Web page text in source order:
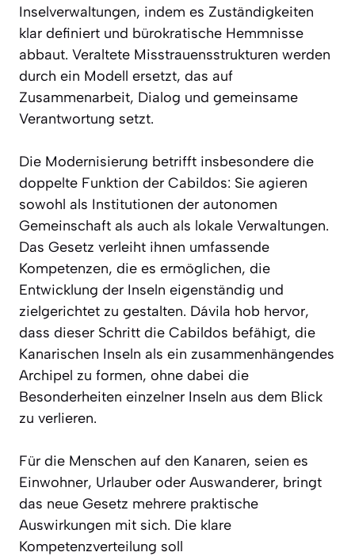
Inselverwaltungen, indem es Zuständigkeiten
klar definiert und bürokratische Hemmnisse
abbaut. Veraltete Misstrauensstrukturen werden
durch ein Modell ersetzt, das auf
Zusammenarbeit, Dialog und gemeinsame
Verantwortung setzt.
Die Modernisierung betrifft insbesondere die
doppelte Funktion der Cabildos: Sie agieren
sowohl als Institutionen der autonomen
Gemeinschaft als auch als lokale Verwaltungen.
Das Gesetz verleiht ihnen umfassende
Kompetenzen, die es ermöglichen, die
Entwicklung der Inseln eigenständig und
zielgerichtet zu gestalten. Dávila hob hervor,
dass dieser Schritt die Cabildos befähigt, die
Kanarischen Inseln als ein zusammenhängendes
Archipel zu formen, ohne dabei die
Besonderheiten einzelner Inseln aus dem Blick
zu verlieren.
Für die Menschen auf den Kanaren, seien es
Einwohner, Urlauber oder Auswanderer, bringt
das neue Gesetz mehrere praktische
Auswirkungen mit sich. Die klare
Kompetenzverteilung soll